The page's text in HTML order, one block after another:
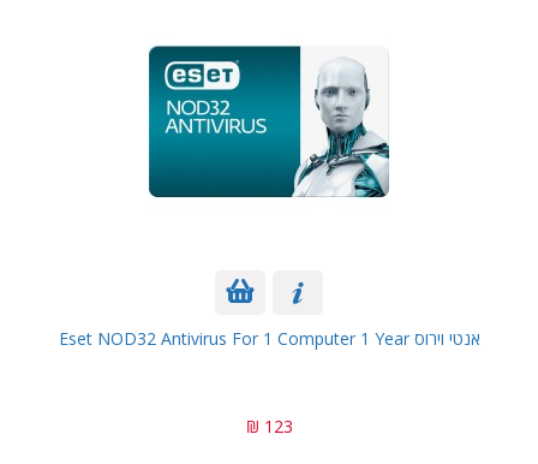
אנטי וירוס Eset NOD32 Antivirus For 1 Computer 1 Year
123 ₪